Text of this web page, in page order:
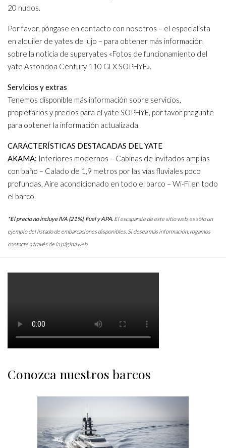
20 nudos.
Por favor, póngase en contacto con nosotros – el especialista
en alquiler de yates de lujo – para obtener más información
sobre la noticia de superyates «Fotos de funcionamiento del
yate Astondoa Century 110 GLX SOPHYE».
Servicios y extras
Tenemos disponible más información sobre servicios,
propietarios y precios para el yate SOPHYE, por favor pregunte
para obtener la información actualizada.
CARACTERÍSTICAS DESTACADAS DEL YATE
AKAMA: Interiores modernos – Cabinas de invitados amplias
con baño – Calado de 1,9 metros por las vías fluviales poco
profundas, Aire acondicionado en todo el barco – Wi-Fi en todo
el barco.
*El precio no incluye IVA (21%), Fuel y APA. El escaparate de este sitio web, es sólo un
ejemplo del listado de embarcaciones disponibles. Si desea más información, rogamos
contacte a través de la página web.
Conozca nuestros barcos